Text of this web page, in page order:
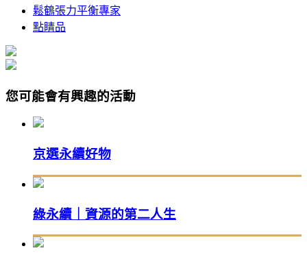
鬆鶴張力平衡專家
點睛品
您可能會有興趣的活動
京選永續好物
綠永續｜資源的第二人生